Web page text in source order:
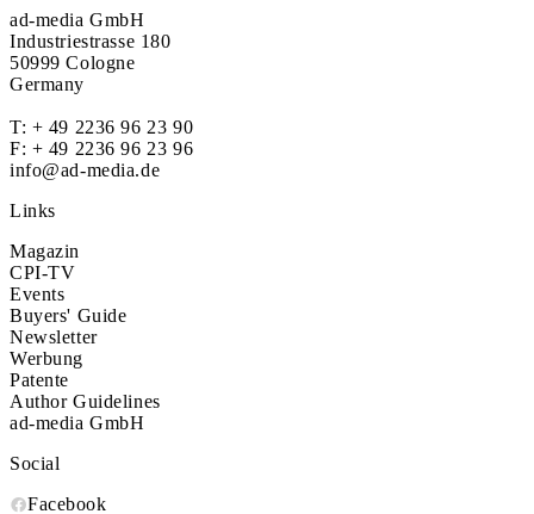
ad-media GmbH
Industriestrasse 180
50999 Cologne
Germany
T: + 49 2236 96 23 90
F: + 49 2236 96 23 96
info@ad-media.de
Links
Magazin
CPI-TV
Events
Buyers' Guide
Newsletter
Werbung
Patente
Author Guidelines
ad-media GmbH
Social
Facebook